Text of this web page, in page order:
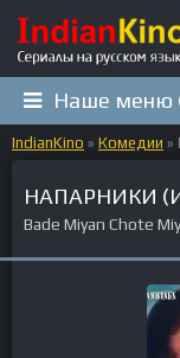
Наше меню
IndianKino » Комедии »
НАПАРНИКИ
Bade Miyan Chote